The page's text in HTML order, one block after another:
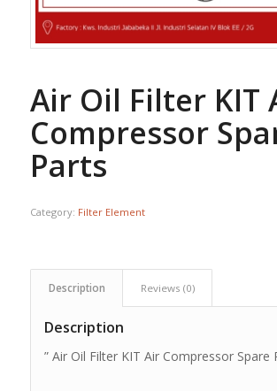
Air Oil Filter KIT
Compressor
Parts
Category: Filter Element
Description Reviews (0)
Description
” Air Oil Filter KIT Air Compressor Spare